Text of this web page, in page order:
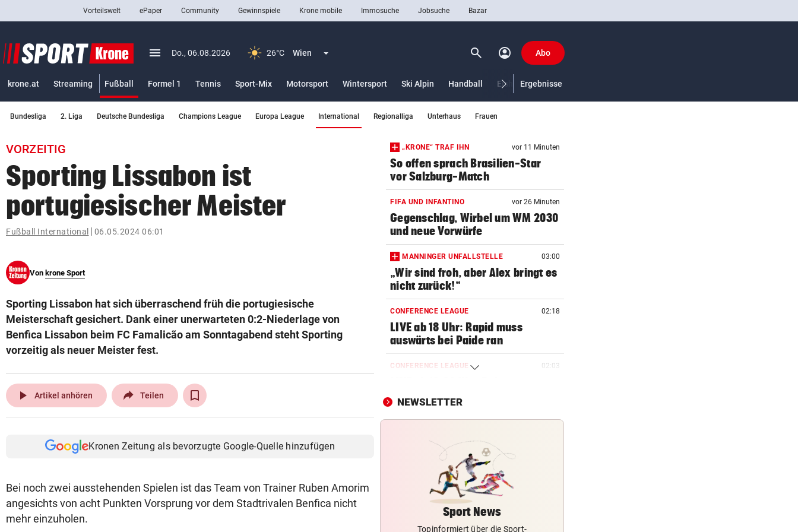
closeSchließen
Abonnieren
bookmark
search
Suchbegriff
eingeben
© Krone Multimedia GmbH & Co KG 2026
Vorteilswelt ePaper Community Gewinnspiele Krone mobile Immosuche Jobsuche Bazar
menu Menü aufklappen
Do., 06.08.2026 26°C Wien Menü aufklappen search Suchen
account_circle Abo
krone.at Streaming Fußball
Formel 1
Tennis Sport-Mix Motorsport Wintersport Ski Alpin Handball Eishockey US-Sport
Ergebnisse
Bundesliga 2. Liga Deutsche Bundesliga Champions League Europa League International Regionalliga Unterhaus Frauen
VORZEITIG
Sporting Lissabon ist
portugiesischer Meister
Fußball International 06.05.2024 06:01
Von krone Sport
Sporting Lissabon hat sich überraschend früh die portugiesische
Meisterschaft gesichert. Dank einer unerwarteten 0:2-Niederlage von
Benfica Lissabon beim FC Famalicão am Sonntagabend steht Sporting
vorzeitig als neuer Meister fest.
play_arrow Artikel anhören Teilen
Kronen Zeitung als bevorzugte Google-Quelle hinzufügen
Bei noch zwei ausstehenden Spielen ist das Team von Trainer Ruben Amorim
angesichts von acht Punkten Vorsprung vor dem Stadtrivalen Benfica nicht
mehr einzuholen.
„KRONE“ TRAF IHN vor 11 Minuten
So offen sprach Brasilien-Star
vor Salzburg-Match
FIFA UND INFANTINO vor 26 Minuten
Gegenschlag, Wirbel um WM 2030
und neue Vorwürfe
MANNINGER UNFALLSTELLE 03:00
„Wir sind froh, aber Alex bringt es
nicht zurück!“
CONFERENCE LEAGUE 02:18
LIVE ab 18 Uhr: Rapid muss
auswärts bei Paide ran
CONFERENCE LEAGUE 02:03
Jerusalem gegen Austria!
EUROPA-LEAGUE-TICKER 02:03
gegen FC Pafos!
DAS SAGT STURM-COACH
Charakterprobe! „Das spricht für
die Mannschaft“
WIEDERHOLUNGSTÄTER gestern, 20:38
NEWSLETTER
Sport News
Topinformiert über die Sport-